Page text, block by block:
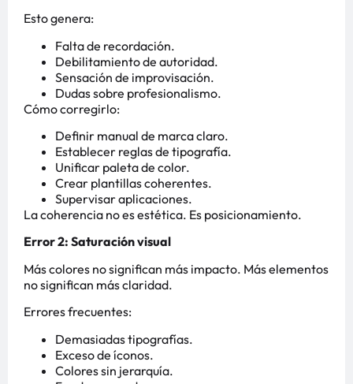
Esto genera:
Falta de recordación.
Debilitamiento de autoridad.
Sensación de improvisación.
Dudas sobre profesionalismo.
Cómo corregirlo:
Definir manual de marca claro.
Establecer reglas de tipografía.
Unificar paleta de color.
Crear plantillas coherentes.
Supervisar aplicaciones.
La coherencia no es estética. Es posicionamiento.
Error 2: Saturación visual
Más colores no significan más impacto. Más elementos
no significan más claridad.
Errores frecuentes:
Demasiadas tipografías.
Exceso de íconos.
Colores sin jerarquía.